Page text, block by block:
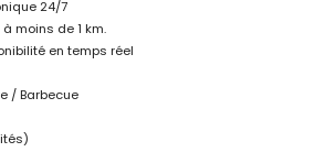
proche : Méditerranée (à moins de 2 kilomètres
: Cala Baladrar (à moins de 2 kilomètres de la
de Moraira (à moins de 10 kilomètres de la
Parc pour enfants (à moins de 10 kilomètres de la
24/7
moins de 1 km.
en temps réel
/ Barbecue